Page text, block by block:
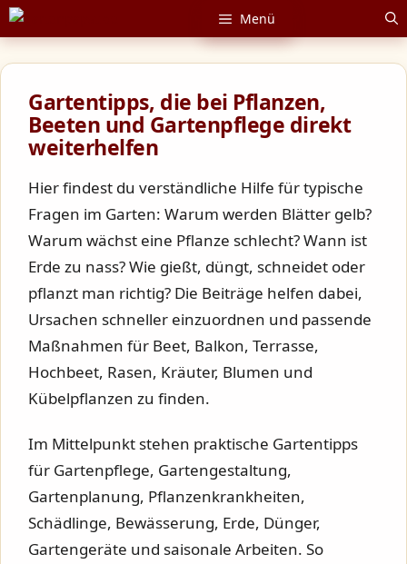
Zum
Inhalt
springen
Menü
Gartentipps, die bei Pflanzen,
Beeten und Gartenpflege direkt
weiterhelfen
Hier findest du verständliche Hilfe für typische
Fragen im Garten: Warum werden Blätter gelb?
Warum wächst eine Pflanze schlecht? Wann ist
Erde zu nass? Wie gießt, düngt, schneidet oder
pflanzt man richtig? Die Beiträge helfen dabei,
Ursachen schneller einzuordnen und passende
Maßnahmen für Beet, Balkon, Terrasse,
Hochbeet, Rasen, Kräuter, Blumen und
Kübelpflanzen zu finden.
Im Mittelpunkt stehen praktische Gartentipps
für Gartenpflege, Gartengestaltung,
Gartenplanung, Pflanzenkrankheiten,
Schädlinge, Bewässerung, Erde, Dünger,
Gartengeräte und saisonale Arbeiten. So